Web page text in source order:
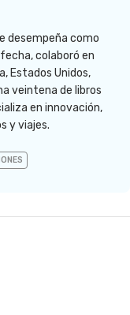
desempeña como
colaboró en
Estados Unidos,
veintena de libros
en innovación,
y viajes.